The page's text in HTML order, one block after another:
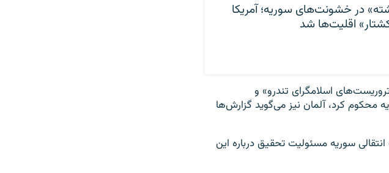
از ۱۰۰۰ کشته» در خشونت‌های سوریه؛ آمریکا
اقلیت‌ها شد
اسلامگرای تندرو» و
محکوم کرد، آلمان نیز می‌گوید گزارش‌ها
سوریه مسئولیت تحقیق درباره این